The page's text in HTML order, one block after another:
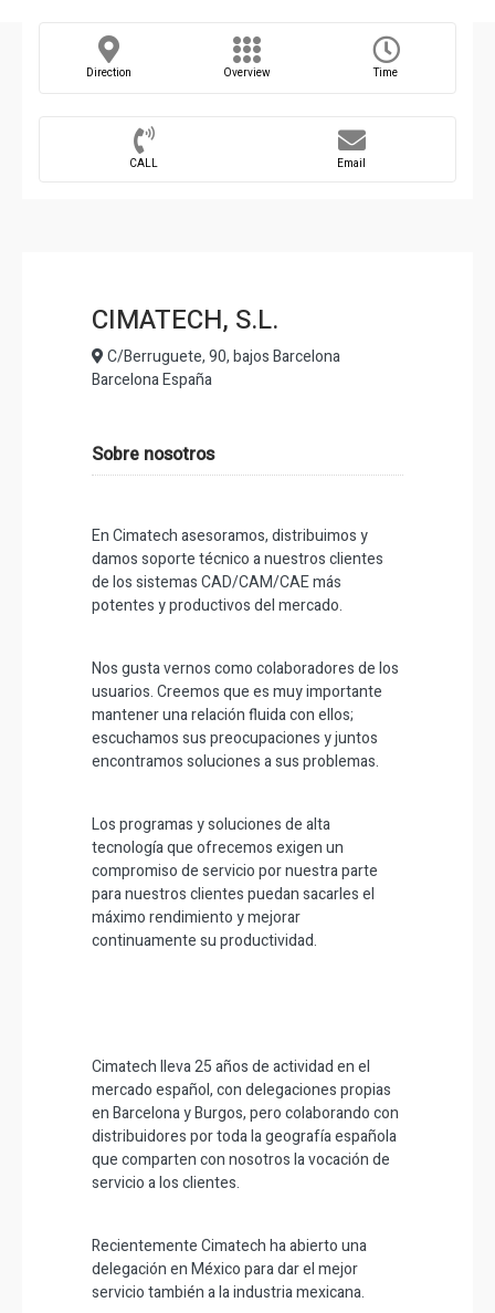
Direction Overview Time
CALL Email
CIMATECH, S.L.
C/Berruguete, 90, bajos Barcelona
Barcelona España
Sobre nosotros
En Cimatech asesoramos, distribuimos y
damos soporte técnico a nuestros clientes
de los sistemas CAD/CAM/CAE más
potentes y productivos del mercado.
Nos gusta vernos como colaboradores de los
usuarios. Creemos que es muy importante
mantener una relación fluida con ellos;
escuchamos sus preocupaciones y juntos
encontramos soluciones a sus problemas.
Los programas y soluciones de alta
tecnología que ofrecemos exigen un
compromiso de servicio por nuestra parte
para nuestros clientes puedan sacarles el
máximo rendimiento y mejorar
continuamente su productividad.
Cimatech lleva 25 años de actividad en el
mercado español, con delegaciones propias
en Barcelona y Burgos, pero colaborando con
distribuidores por toda la geografía española
que comparten con nosotros la vocación de
servicio a los clientes.
Recientemente Cimatech ha abierto una
delegación en México para dar el mejor
servicio también a la industria mexicana.